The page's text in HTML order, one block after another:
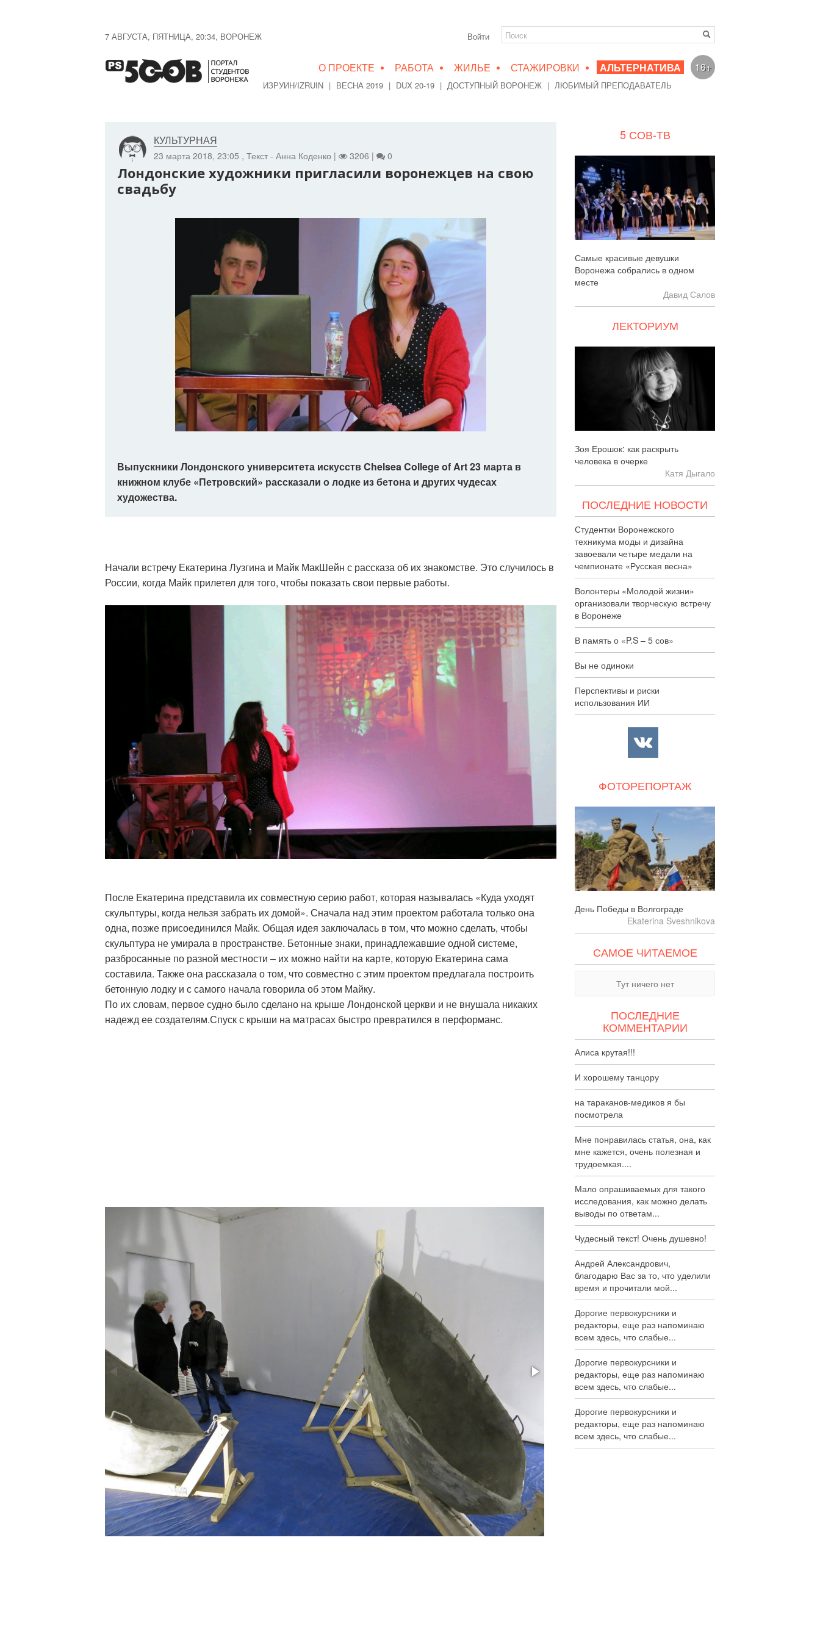
7 АВГУСТА, ПЯТНИЦА, 20:34, ВОРОНЕЖ Войти
О ПРОЕКТЕ • РАБОТА • ЖИЛЬЕ • СТАЖИРОВКИ • АЛЬТЕРНАТИВА
ИЗРУИН/IZRUIN | ВЕСНА 2019 | DUX 20-19 | ДОСТУПНЫЙ ВОРОНЕЖ | ЛЮБИМЫЙ ПРЕПОДАВАТЕЛЬ
16+
23 марта 2018, 23:05 , Текст - Анна Коденко | 3206 | 0
КУЛЬТУРНАЯ
Лондонские художники пригласили воронежцев на свою
свадьбу
Выпускники Лондонского университета искусств Chelsea College of Art 23 марта в
книжном клубе «Петровский» рассказали о лодке из бетона и других чудесах
художества.
Начали встречу Екатерина Лузгина и Майк МакШейн с рассказа об их знакомстве. Это случилось в
России, когда Майк прилетел для того, чтобы показать свои первые работы.
После Екатерина представила их совместную серию работ, которая называлась «Куда уходят
скульптуры, когда нельзя забрать их домой». Сначала над этим проектом работала только она
одна, позже присоединился Майк. Общая идея заключалась в том, что можно сделать, чтобы
скульптура не умирала в пространстве. Бетонные знаки, принадлежавшие одной системе,
разбросанные по разной местности – их можно найти на карте, которую Екатерина сама
составила. Также она рассказала о том, что совместно с этим проектом предлагала построить
бетонную лодку и с самого начала говорила об этом Майку.
По их словам, первое судно было сделано на крыше Лондонской церкви и не внушала никаких
надежд ее создателям.Спуск с крыши на матрасах быстро превратился в перформанс.
5 СОВ-ТВ
Самые красивые девушки
Воронежа собрались в одном
месте
Давид Салов
ЛЕКТОРИУМ
Зоя Ерошок: как раскрыть
человека в очерке
Катя Дыгало
ПОСЛЕДНИЕ НОВОСТИ
Студентки Воронежского
техникума моды и дизайна
завоевали четыре медали на
чемпионате «Русская весна»
Волонтеры «Молодой жизни»
организовали творческую встречу
в Воронеже
В память о «P.S – 5 сов»
Вы не одиноки
Перспективы и риски
использования ИИ
ФОТОРЕПОРТАЖ
День Победы в Волгограде
Ekaterina Sveshnikova
САМОЕ ЧИТАЕМОЕ
Тут ничего нет
ПОСЛЕДНИЕ
КОММЕНТАРИИ
Алиса крутая!!!
И хорошему танцору
на тараканов-медиков я бы
посмотрела
Мне понравилась статья, она, как
мне кажется, очень полезная и
трудоемкая....
Мало опрашиваемых для такого
исследования, как можно делать
выводы по ответам...
Чудесный текст! Очень душевно!
Андрей Александрович,
благодарю Вас за то, что уделили
время и прочитали мой...
Дорогие первокурсники и
редакторы, еще раз напоминаю
всем здесь, что слабые...
Дорогие первокурсники и
редакторы, еще раз напоминаю
всем здесь, что слабые...
Дорогие первокурсники и
редакторы, еще раз напоминаю
всем здесь, что слабые...